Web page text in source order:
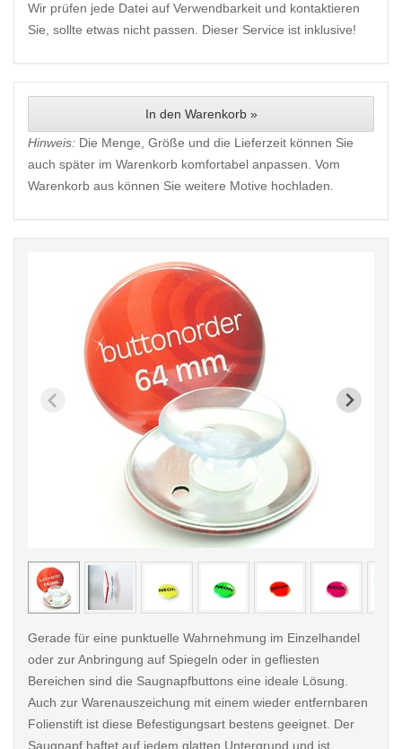
Wir prüfen jede Datei auf Verwendbarkeit und kontaktieren
Sie, sollte etwas nicht passen. Dieser Service ist inklusive!
In den Warenkorb »
Hinweis: Die Menge, Größe und die Lieferzeit können Sie
auch später im Warenkorb komfortabel anpassen. Vom
Warenkorb aus können Sie weitere Motive hochladen.
< /picture>
Gerade für eine punktuelle Wahrnehmung im Einzelhandel
oder zur Anbringung auf Spiegeln oder in gefliesten
Bereichen sind die Saugnapfbuttons eine ideale Lösung.
Auch zur Warenauszeichung mit einem wieder entfernbaren
Folienstift ist diese Befestigungsart bestens geeignet. Der
Saugnapf haftet auf jedem glatten Untergrund und ist